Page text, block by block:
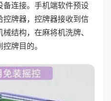
备连接。手机端软件预设
牌器，控牌器接收到信
结构，在麻将机洗牌、
牌目的。